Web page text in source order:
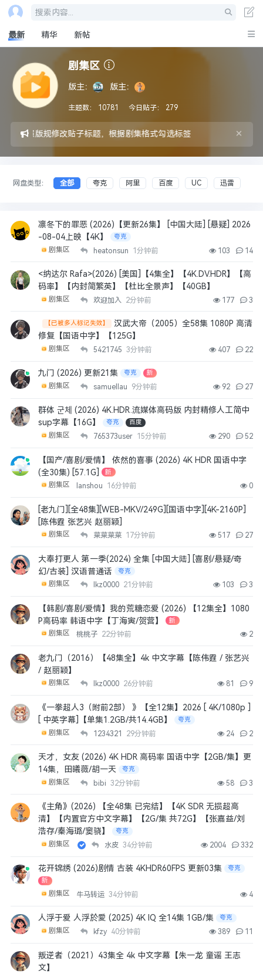
搜索内容...
最新 精华 新帖
剧集区
版主： 版主：
主题数： 10781 今日贴子： 279
请参照版规修改贴子标题，根据剧集格式勾选标签 ×
网盘类型： 全部 夸克 阿里 百度 UC 迅雷
凛冬下的罪恶 (2026)【更新26集】 [中国大陆] [悬疑] 2026
-08-04上映【4K】
夸克
剧集区 heatonsun 1分钟前 103 14
<纳达尔 Rafa>(2026) [美国]【4集全】【4K.DV.HDR】【高
码率】【内封简繁英】【杜比全景声】【40GB】
剧集区 欢迎加入 2分钟前 177 3
【已被多人标记失效】
汉武大帝（2005）全58集 1080P 高清
修复【国语中字】【125G】
剧集区 5421745 3分钟前 407 22
九门 (2026) 更新21集 夸克 新
剧集区 samuellau 9分钟前 92 27
群体 군체 (2026) 4K.HDR.流媒体高码版 内封精修人工简中
sup字幕【16G】
夸克 百度
剧集区 765373user 15分钟前 290 52
【国产/喜剧/爱情】 依然的喜事 (2026) 4K HDR 国语中字
(全30集) [57.1G]
新
剧集区 lanshou 16分钟前 0
[老九门][全48集][WEB-MKV/249G][国语中字][4K-2160P]
[陈伟霆 张艺兴 赵丽颖]
剧集区 菜菜菜菜 17分钟前 517 27
大奉打更人 第一季(2024) 全集 [中国大陆] [喜剧/悬疑/奇
幻/古装] 汉语普通话
夸克
剧集区 lkz0000 21分钟前 103 3
【韩剧/喜剧/爱情】我的荒糖恋爱 (2026) 【12集全】1080
P高码率 韩语中字【丁海寅/贺营】
新
剧集区 桃桃子 22分钟前 2
老九门（2016）【48集全】4k 中文字幕【陈伟霆 / 张艺兴
/ 赵丽颖】
剧集区 lkz0000 26分钟前 81 9
《一拳超人3（附前2部） 》【全12集】2026 [ 4K/1080p ]
[ 中英字幕]【单集1.2GB/共14.4GB】
夸克
剧集区 1234321 29分钟前 24 2
天才，女友‎ (2026) 4K HDR 高码率 国语中字【2GB/集】更
14集，田曦薇/胡一天
夸克
剧集区 bibi 32分钟前 58 3
《主角》(2026) 【全48集 已完结】【4K SDR 无损超高
清】【内置官方中文字幕】【2G/集 共72G】【张嘉益/刘
浩存/秦海璐/窦骁】
夸克
剧集区 水皮 34分钟前 2004 332
花开锦绣 (2026)剧情 古装 4KHDR60FPS 更新03集
夸克
新
剧集区 牛马转运 34分钟前 4
人浮于爱 人浮於愛 (2025) 4K IQ 全14集 1GB/集 夸克
剧集区 kfzy 40分钟前 389 11
叛逆者（2021）43集全 4k 中文字幕【朱一龙 童谣 王志
文】